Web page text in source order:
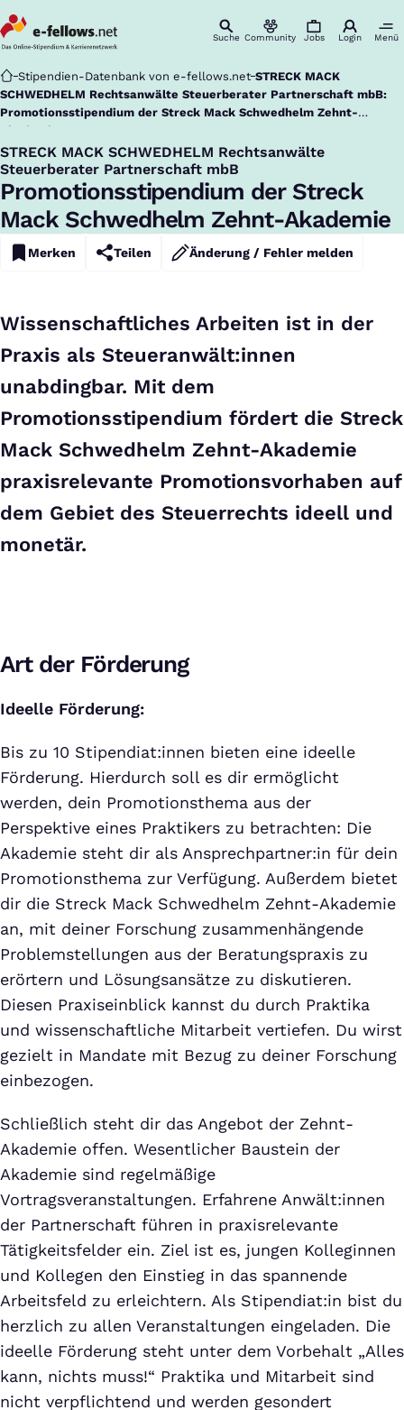
Suche Community Jobs Login Menü
Startseite
Stipendien-Datenbank von e-fellows.net STRECK MACK
SCHWEDHELM Rechtsanwälte Steuerberater Partnerschaft mbB:
Promotionsstipendium der Streck Mack Schwedhelm Zehnt-
Akademie
STRECK MACK SCHWEDHELM Rechtsanwälte
Steuerberater Partnerschaft mbB
:
Promotionsstipendium der Streck
Mack Schwedhelm Zehnt-Akademie
Merken Teilen Änderung / Fehler melden
Wissenschaftliches Arbeiten ist in der
Praxis als Steueranwält:innen
unabdingbar. Mit dem
Promotionsstipendium fördert die Streck
Mack Schwedhelm Zehnt-Akademie
praxisrelevante Promotionsvorhaben auf
dem Gebiet des Steuerrechts ideell und
monetär.
Art der Förderung
Ideelle Förderung:
Bis zu 10 Stipendiat:innen bieten eine ideelle
Förderung. Hierdurch soll es dir ermöglicht
werden, dein Promotionsthema aus der
Perspektive eines Praktikers zu betrachten: Die
Akademie steht dir als Ansprechpartner:in für dein
Promotionsthema zur Verfügung. Außerdem bietet
dir die Streck Mack Schwedhelm Zehnt-Akademie
an, mit deiner Forschung zusammenhängende
Problemstellungen aus der Beratungspraxis zu
erörtern und Lösungsansätze zu diskutieren.
Diesen Praxiseinblick kannst du durch Praktika
und wissenschaftliche Mitarbeit vertiefen. Du wirst
gezielt in Mandate mit Bezug zu deiner Forschung
einbezogen.
Schließlich steht dir das Angebot der Zehnt-
Akademie offen. Wesentlicher Baustein der
Akademie sind regelmäßige
Vortragsveranstaltungen. Erfahrene Anwält:innen
der Partnerschaft führen in praxisrelevante
Tätigkeitsfelder ein. Ziel ist es, jungen Kolleginnen
und Kollegen den Einstieg in das spannende
Arbeitsfeld zu erleichtern. Als Stipendiat:in bist du
herzlich zu allen Veranstaltungen eingeladen. Die
ideelle Förderung steht unter dem Vorbehalt „Alles
kann, nichts muss!“ Praktika und Mitarbeit sind
nicht verpflichtend und werden gesondert